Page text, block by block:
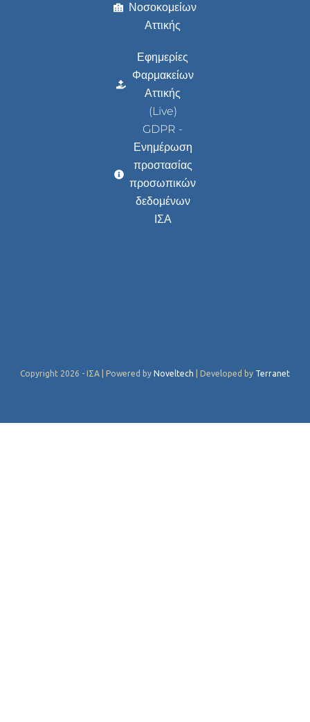
Νοσοκομείων
Αττικής
Εφημερίες
Φαρμακείων
Αττικής
(Live)
GDPR -
Ενημέρωση
προστασίας
προσωπικών
δεδομένων
ΙΣΑ
Copyright 2026 - ΙΣΑ | Powered by Noveltech | Developed by Terranet